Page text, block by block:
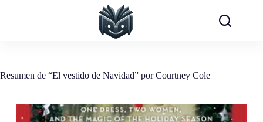
Resumen de “El vestido de Navidad” por Courtney Cole